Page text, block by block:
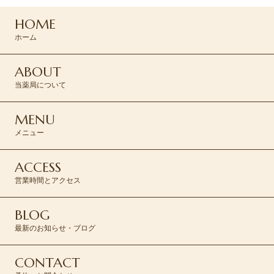
HOME
ホーム
ABOUT
当薬局について
MENU
メニュー
ACCESS
営業時間とアクセス
BLOG
最新のお知らせ・ブログ
CONTACT